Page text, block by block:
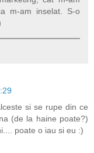
m-am inselat. S-o
si se rupe din ce
(de la haine poate?)
poate o iau si eu :)